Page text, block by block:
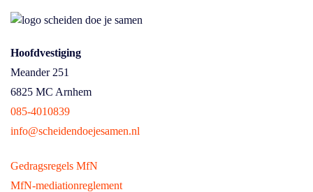
Hoofdvestiging
Meander 251
6825 MC Arnhem
085-4010839
info@scheidendoejesamen.nl
Gedragsregels MfN
MfN-mediationreglement